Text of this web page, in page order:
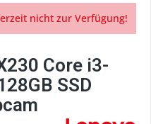
nicht zur Verfügung!
Core i3-
SSD